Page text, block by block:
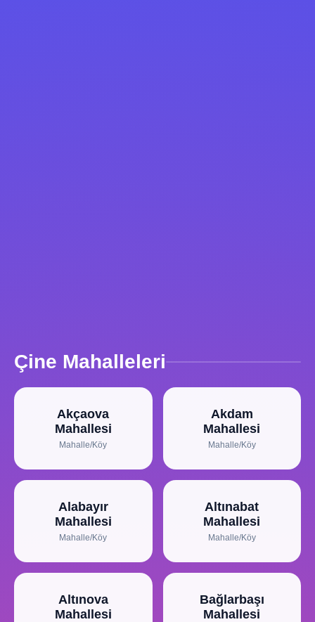
Çine Mahalleleri
Akçaova
Mahallesi
Mahalle/Köy
Akdam
Mahallesi
Mahalle/Köy
Alabayır
Mahallesi
Mahalle/Köy
Altınabat
Mahallesi
Mahalle/Köy
Altınova
Mahallesi
Bağlarbaşı
Mahallesi